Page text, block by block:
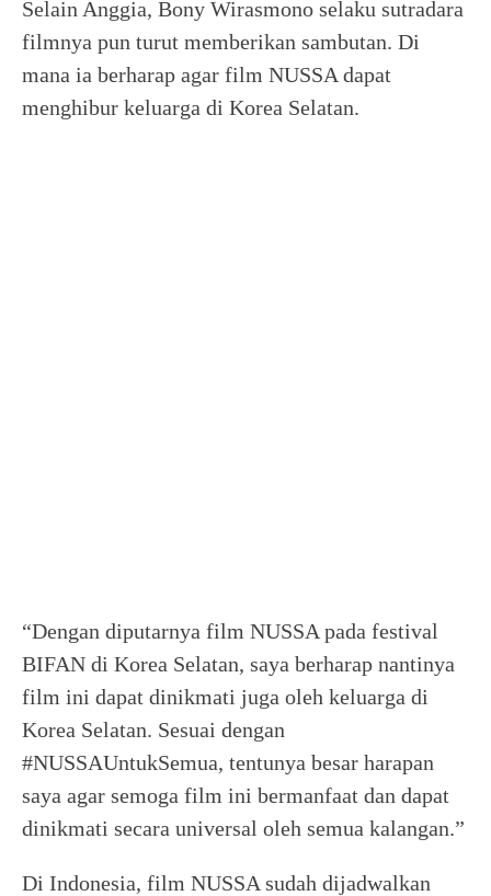
Selain Anggia, Bony Wirasmono selaku sutradara
filmnya pun turut memberikan sambutan. Di
mana ia berharap agar film NUSSA dapat
menghibur keluarga di Korea Selatan.
“Dengan diputarnya film NUSSA pada festival
BIFAN di Korea Selatan, saya berharap nantinya
film ini dapat dinikmati juga oleh keluarga di
Korea Selatan. Sesuai dengan
#NUSSAUntukSemua, tentunya besar harapan
saya agar semoga film ini bermanfaat dan dapat
dinikmati secara universal oleh semua kalangan.”
Di Indonesia, film NUSSA sudah dijadwalkan